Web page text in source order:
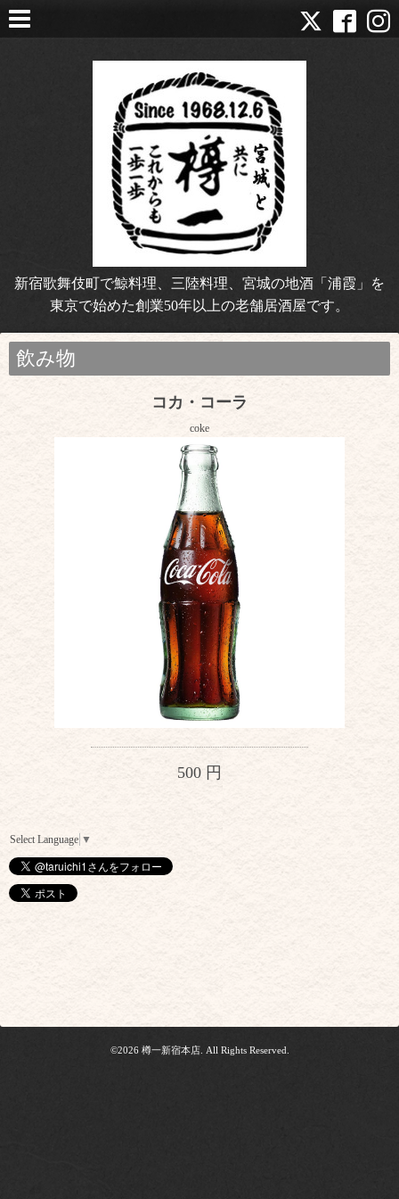
新宿歌舞伎町で鯨料理、三陸料理、宮城の地酒「浦霞」を
東京で始めた創業50年以上の老舗居酒屋です。
飲み物
コカ・コーラ
coke
500 円
Select Language ▼
©2026 樽一新宿本店. All Rights Reserved.